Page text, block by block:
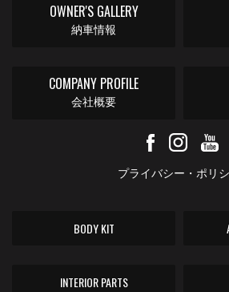
OWNER'S GALLERY
納車情報
COMPANY PROFILE
会社概要
プライバシー・ポリ
BODY KIT
INTERIOR PARTS